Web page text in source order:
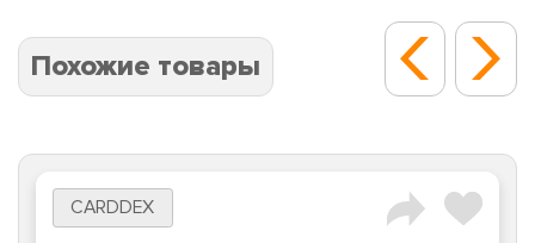
Похожие товары
CARDDEX